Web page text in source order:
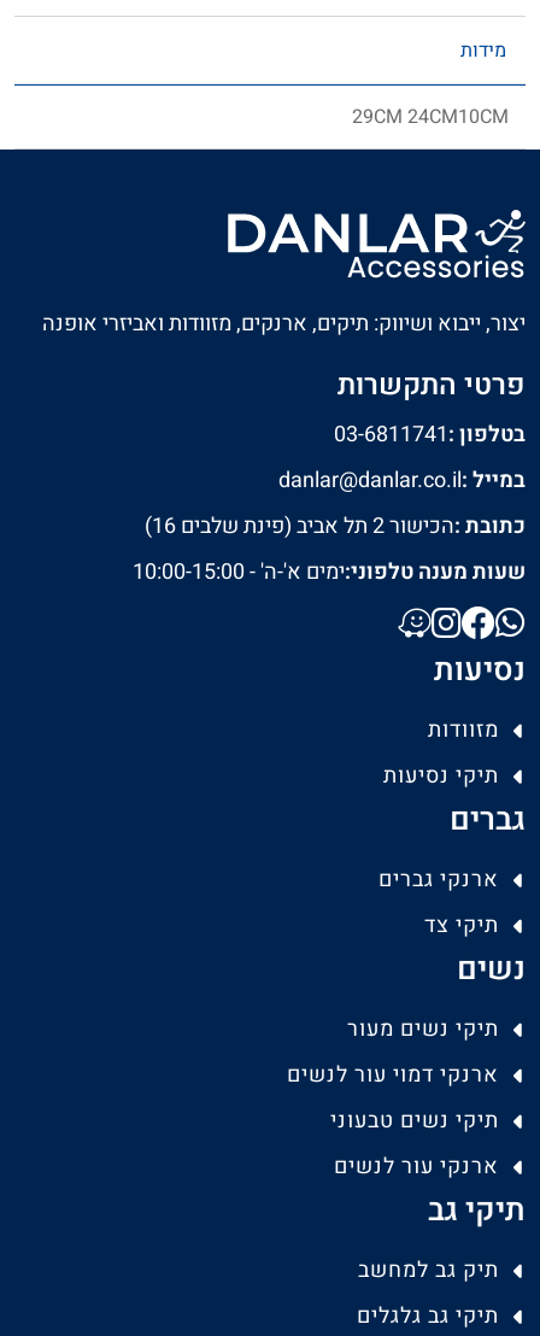
מידות
29CM 24CM10CM
יצור, ייבוא ושיווק: תיקים, ארנקים, מזוודות ואביזרי אופנה
פרטי התקשרות
בטלפון :03-6811741
במייל :danlar@danlar.co.il
כתובת :הכישור 2 תל אביב (פינת שלבים 16)
שעות מענה טלפוני:ימים א'-ה' - 10:00-15:00
נסיעות
מזוודות
תיקי נסיעות
גברים
ארנקי גברים
תיקי צד
נשים
תיקי נשים מעור
ארנקי דמוי עור לנשים
תיקי נשים טבעוני
ארנקי עור לנשים
תיקי גב
תיק גב למחשב
תיקי גב גלגלים